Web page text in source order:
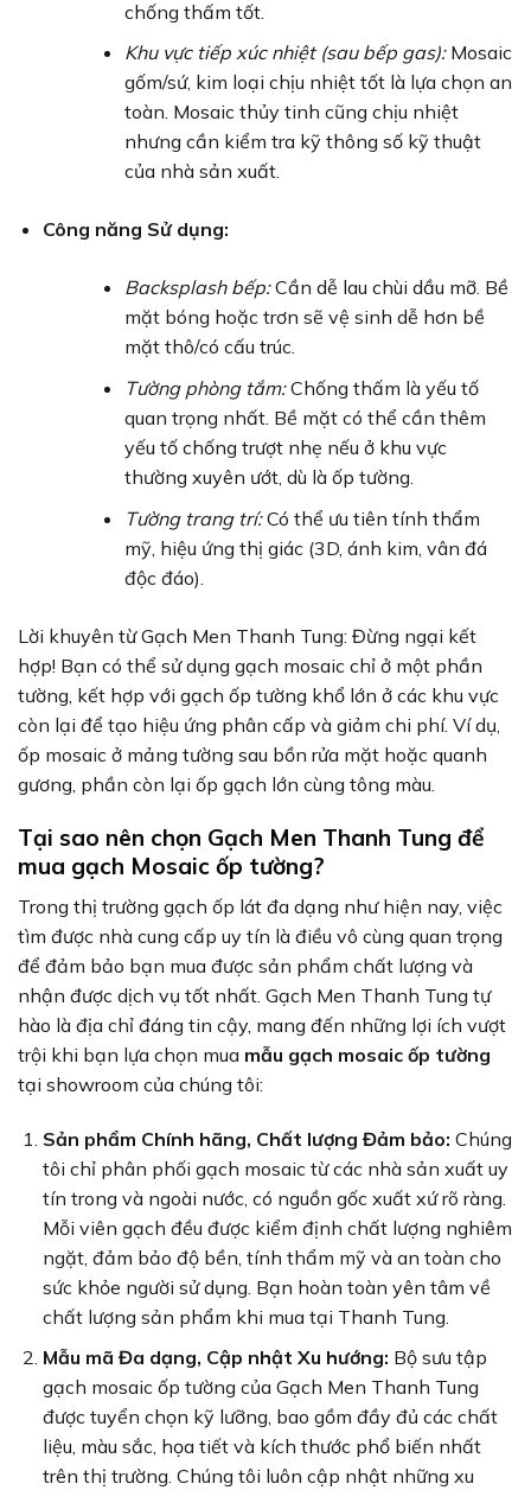
chống thấm tốt.
Khu vực tiếp xúc nhiệt (sau bếp gas):Mosaic
gốm/sứ, kim loại chịu nhiệt tốt là lựa chọn an
toàn. Mosaic thủy tinh cũng chịu nhiệt
nhưng cần kiểm tra kỹ thông số kỹ thuật
của nhà sản xuất.
Công năng Sử dụng:
Backsplash bếp:Cần dễ lau chùi dầu mỡ. Bề
mặt bóng hoặc trơn sẽ vệ sinh dễ hơn bề
mặt thô/có cấu trúc.
Tường phòng tắm:Chống thấm là yếu tố
quan trọng nhất. Bề mặt có thể cần thêm
yếu tố chống trượt nhẹ nếu ở khu vực
thường xuyên ướt, dù là ốp tường.
Tường trang trí:Có thể ưu tiên tính thẩm
mỹ, hiệu ứng thị giác (3D, ánh kim, vân đá
độc đáo).
Lời khuyên từ Gạch Men Thanh Tung: Đừng ngại kết
hợp! Bạn có thể sử dụng gạch mosaic chỉ ở một phần
tường, kết hợp với gạch ốp tường khổ lớn ở các khu vực
còn lại để tạo hiệu ứng phân cấp và giảm chi phí. Ví dụ,
ốp mosaic ở mảng tường sau bồn rửa mặt hoặc quanh
gương, phần còn lại ốp gạch lớn cùng tông màu.
Tại sao nên chọn Gạch Men Thanh Tung để
mua gạch Mosaic ốp tường?
Trong thị trường gạch ốp lát đa dạng như hiện nay, việc
tìm được nhà cung cấp uy tín là điều vô cùng quan trọng
để đảm bảo bạn mua được sản phẩm chất lượng và
nhận được dịch vụ tốt nhất. Gạch Men Thanh Tung tự
hào là địa chỉ đáng tin cậy, mang đến những lợi ích vượt
trội khi bạn lựa chọn mua mẫu gạch mosaic ốp tường
tại showroom của chúng tôi:
Sản phẩm Chính hãng, Chất lượng Đảm bảo: Chúng
tôi chỉ phân phối gạch mosaic từ các nhà sản xuất uy
tín trong và ngoài nước, có nguồn gốc xuất xứ rõ ràng.
Mỗi viên gạch đều được kiểm định chất lượng nghiêm
ngặt, đảm bảo độ bền, tính thẩm mỹ và an toàn cho
sức khỏe người sử dụng. Bạn hoàn toàn yên tâm về
chất lượng sản phẩm khi mua tại Thanh Tung.
Mẫu mã Đa dạng, Cập nhật Xu hướng: Bộ sưu tập
gạch mosaic ốp tường của Gạch Men Thanh Tung
được tuyển chọn kỹ lưỡng, bao gồm đầy đủ các chất
liệu, màu sắc, họa tiết và kích thước phổ biến nhất
trên thị trường. Chúng tôi luôn cập nhật những xu